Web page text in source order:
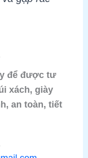
để được tư
xách, giày
an toàn, tiết